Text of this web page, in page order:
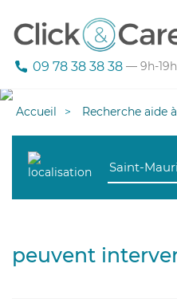
09 78 38 38 38 — 9h-
Accueil Recherche aide
peuvent